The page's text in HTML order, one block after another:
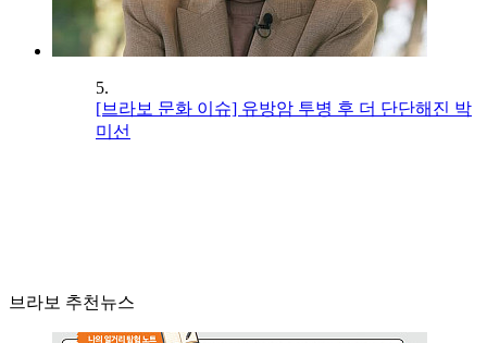
5.
[브라보 문화 이슈] 유방암 투병 후 더 단단해진 박
미선
브라보 추천뉴스